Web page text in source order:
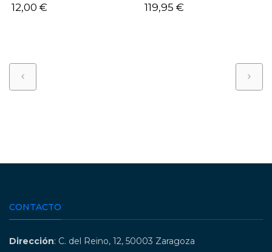
12,00 € 119,95 €
CONTACTO
Dirección: C. del Reino, 12, 50003 Zaragoza